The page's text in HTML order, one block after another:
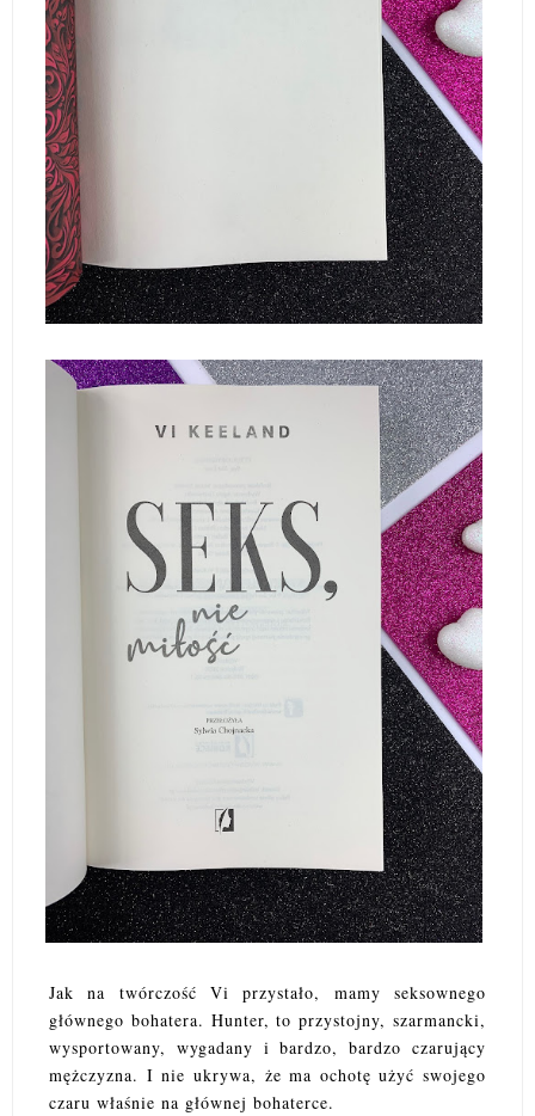
Jak na twórczość Vi przystało, mamy seksownego
głównego bohatera. Hunter, to przystojny, szarmancki,
wysportowany, wygadany i bardzo, bardzo czarujący
mężczyzna. I nie ukrywa, że ma ochotę użyć swojego
czaru właśnie na głównej bohaterce.